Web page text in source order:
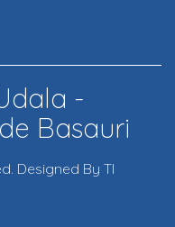
-
Basauri
Designed By TI